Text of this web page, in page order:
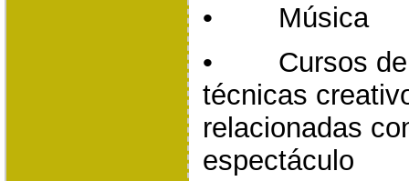
• Música
• Cursos de
técnicas
relacionadas
espectáculo